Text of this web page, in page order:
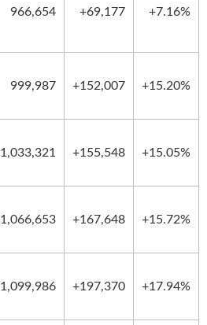
966,654 +69,177 +7.16%
999,987 +152,007 +15.20%
1,033,321 +155,548 +15.05%
1,066,653 +167,648 +15.72%
1,099,986 +197,370 +17.94%